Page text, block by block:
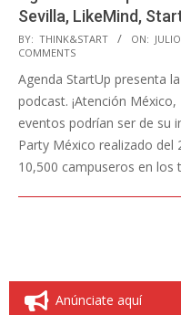
Sevilla, LikeMind,
2014-
07-
07
BY: THINK&START ON:
COMMENTS
Agenda StartUp presenta
podcast. ¡Atención
eventos podrían ser de su
Party México realizado del
10,500 campuseros en los
Anúnciate aquí